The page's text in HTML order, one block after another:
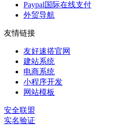
Paypal国际在线支付
外贸导航
友情链接
友好速搭官网
建站系统
电商系统
小程序开发
网站模板
安全联盟
实名验证